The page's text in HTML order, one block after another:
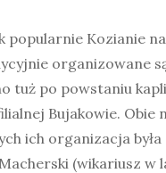
popularnie
organizowane
tuż po powstaniu
Bujakowie.
ich organizacja
(wikariusz